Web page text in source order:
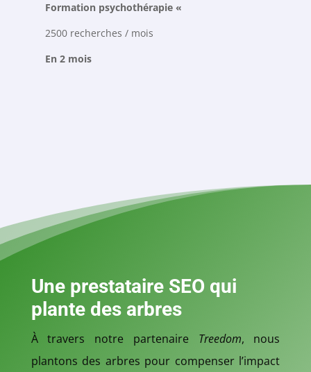
Formation psychothérapie «
2500 recherches / mois
En 2 mois
Une prestataire SEO qui
plante des arbres
Àtravers notre partenaire Treedom, nous
plantons des arbres pour compenser l’impact